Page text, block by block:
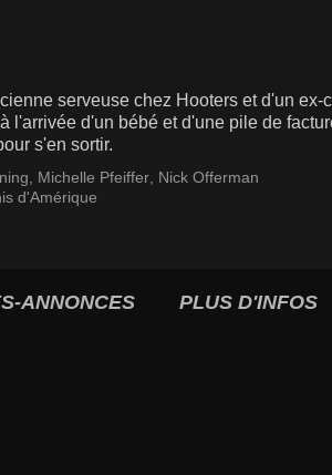
serveuse chez Hooters et d'un
l'arrivée d'un bébé et d'une pile de
s'en sortir.
Michelle Pfeiffer Nick Offerman
d'Amérique
ANNONCES PLUS D'INFOS